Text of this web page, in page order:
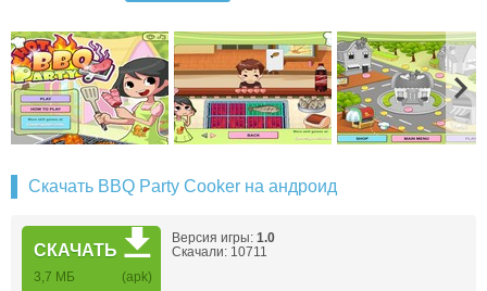
Скачать BBQ Party Cooker на андроид
СКАЧАТЬ
3,7 MБ (apk)
Версия игры: 1.0
Скачали: 10711